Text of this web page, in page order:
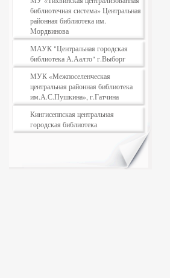
библиотечная система» Центральная
районная библиотека им.
Мордвинова
МАУК "Центральная городская
библиотека А.Аалто" г.Выборг
МУК «Межпоселенческая
центральная районная библиотека
им.А.С.Пушкина», г.Гатчина
Кингисеппская центральная
городская библиотека